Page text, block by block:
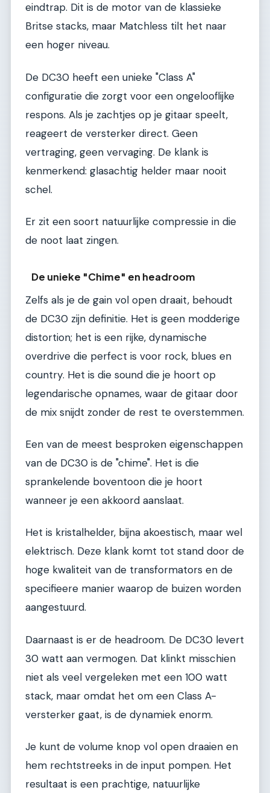
eindtrap. Dit is de motor van de klassieke
Britse stacks, maar Matchless tilt het naar
een hoger niveau.
De DC30 heeft een unieke "Class A"
configuratie die zorgt voor een ongelooflijke
respons. Als je zachtjes op je gitaar speelt,
reageert de versterker direct. Geen
vertraging, geen vervaging. De klank is
kenmerkend: glasachtig helder maar nooit
schel.
Er zit een soort natuurlijke compressie in die
de noot laat zingen.
De unieke "Chime" en headroom
Zelfs als je de gain vol open draait, behoudt
de DC30 zijn definitie. Het is geen modderige
distortion; het is een rijke, dynamische
overdrive die perfect is voor rock, blues en
country. Het is die sound die je hoort op
legendarische opnames, waar de gitaar door
de mix snijdt zonder de rest te overstemmen.
Een van de meest besproken eigenschappen
van de DC30 is de "chime". Het is die
sprankelende boventoon die je hoort
wanneer je een akkoord aanslaat.
Het is kristalhelder, bijna akoestisch, maar wel
elektrisch. Deze klank komt tot stand door de
hoge kwaliteit van de transformators en de
specifieere manier waarop de buizen worden
aangestuurd.
Daarnaast is er de headroom. De DC30 levert
30 watt aan vermogen. Dat klinkt misschien
niet als veel vergeleken met een 100 watt
stack, maar omdat het om een Class A-
versterker gaat, is de dynamiek enorm.
Je kunt de volume knop vol open draaien en
hem rechtstreeks in de input pompen. Het
resultaat is een prachtige, natuurlijke